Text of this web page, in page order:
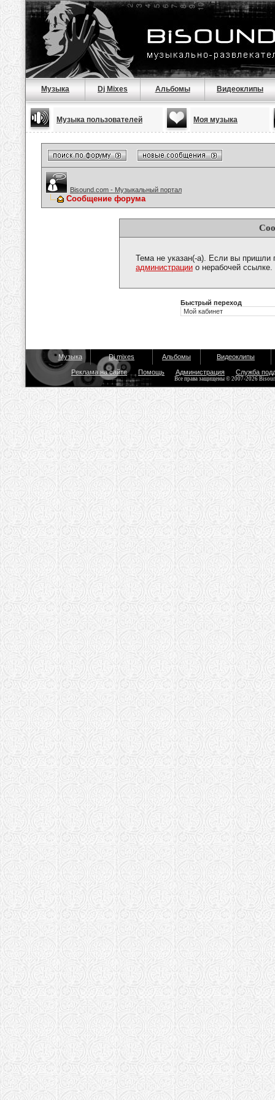
Музыка Dj Mixes Альбомы Видеоклипы
Музыка пользователей Моя музыка
Bisound.com - Музыкальный портал
Сообщение форума
Тема не указан(-а). Если вы пришли
администрации о нерабочей ссылке.
Быстрый переход
Музыка Dj mixes Альбомы Видеоклипы
Реклама на сайте Помощь Администрация Служба
Все права защищены © 2007-2026